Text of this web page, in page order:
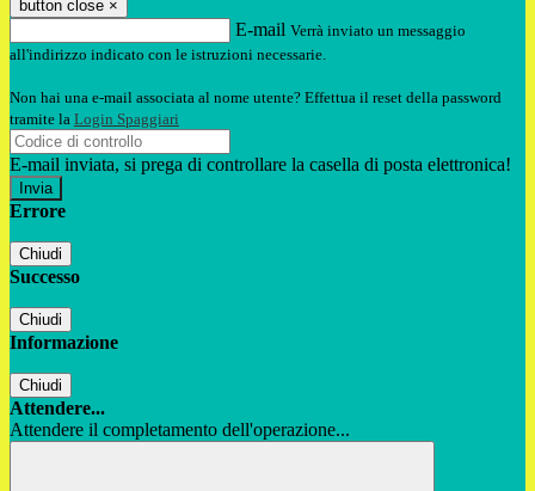
button close ×
E-mail Verrà inviato un messaggio
all'indirizzo indicato con le istruzioni necessarie.
Non hai una e-mail associata al nome utente? Effettua il reset della password
tramite la Login Spaggiari
E-mail inviata, si prega di controllare la casella di posta elettronica!
Errore
Chiudi
Successo
Chiudi
Informazione
Chiudi
Attendere...
Attendere il completamento dell'operazione...